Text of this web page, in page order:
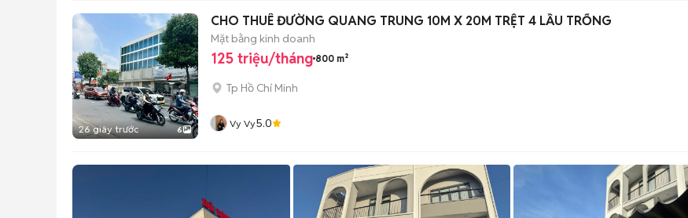
26 giây trước 6
CHO THUÊ ĐƯỜNG QUANG TRUNG 10M X 20M TRỆT 4 LẦU TRỐNG
Mặt bằng kinh doanh
125 triệu/tháng 800 m²
Tp Hồ Chí Minh
Vy Vy5.0